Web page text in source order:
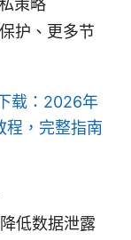
护、更多节
载：2026年
程，完整指南
低数据泄露